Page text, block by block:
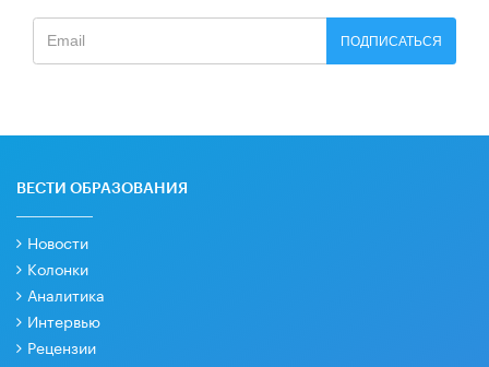
ПОДПИСАТЬСЯ
ВЕСТИ ОБРАЗОВАНИЯ
Новости
Колонки
Аналитика
Интервью
Рецензии